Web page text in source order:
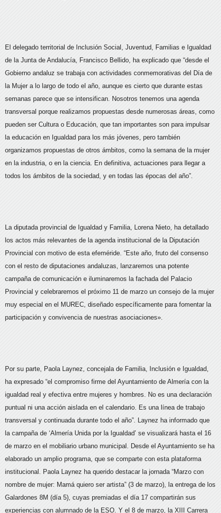
El delegado territorial de Inclusión Social, Juventud, Familias e Igualdad
de la Junta de Andalucía, Francisco Bellido, ha explicado que “desde el
Gobierno andaluz se trabaja con actividades conmemorativas del Día de
la Mujer a lo largo de todo el año, aunque es cierto que durante estas
semanas parece que se intensifican. Nosotros tenemos una agenda
transversal porque realizamos propuestas desde numerosas áreas, como
pueden ser Cultura o Educación, que tan importantes son para impulsar
la educación en Igualdad para los más jóvenes, pero también
organizamos propuestas de otros ámbitos, como la semana de la mujer
en la industria, o en la ciencia. En definitiva, actuaciones para llegar a
todos los ámbitos de la sociedad, y en todas las épocas del año”.
La diputada provincial de Igualdad y Familia, Lorena Nieto, ha detallado
los actos más relevantes de la agenda institucional de la Diputación
Provincial con motivo de esta efeméride. “Este año, fruto del consenso
con el resto de diputaciones andaluzas, lanzaremos una potente
campaña de comunicación e iluminaremos la fachada del Palacio
Provincial y celebraremos el próximo 11 de marzo un consejo de la mujer
muy especial en el MUREC, diseñado específicamente para fomentar la
participación y convivencia de nuestras asociaciones».
Por su parte, Paola Laynez, concejala de Familia, Inclusión e Igualdad,
ha expresado “el compromiso firme del Ayuntamiento de Almería con la
igualdad real y efectiva entre mujeres y hombres. No es una declaración
puntual ni una acción aislada en el calendario. Es una línea de trabajo
transversal y continuada durante todo el año”. Laynez ha informado que
la campaña de ‘Almería Unida por la Igualdad’ se visualizará hasta el 16
de marzo en el mobiliario urbano municipal. Desde el Ayuntamiento se ha
elaborado un amplio programa, que se comparte con esta plataforma
institucional. Paola Laynez ha querido destacar la jornada “Marzo con
nombre de mujer: Mamá quiero ser artista” (3 de marzo), la entrega de los
Galardones 8M (día 5), cuyas premiadas el día 17 compartirán sus
experiencias con alumnado de la ESO. Y el 8 de marzo, la XIII Carrera